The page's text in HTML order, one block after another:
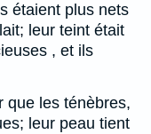
étaient plus nets
leur teint était
, et ils
que les ténèbres,
leur peau tient